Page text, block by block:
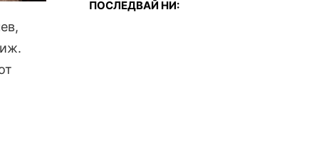
ПОСЛЕДВАЙ НИ: